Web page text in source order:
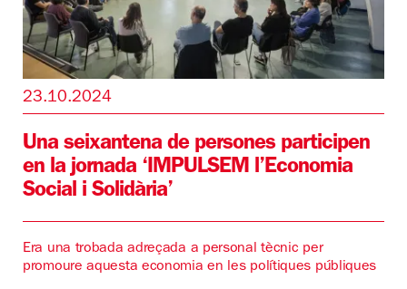
23.10.2024
Una seixantena de persones participen
en la jornada ‘IMPULSEM l’Economia
Social i Solidària’
Era una trobada adreçada a personal tècnic per
promoure aquesta economia en les polítiques públiques